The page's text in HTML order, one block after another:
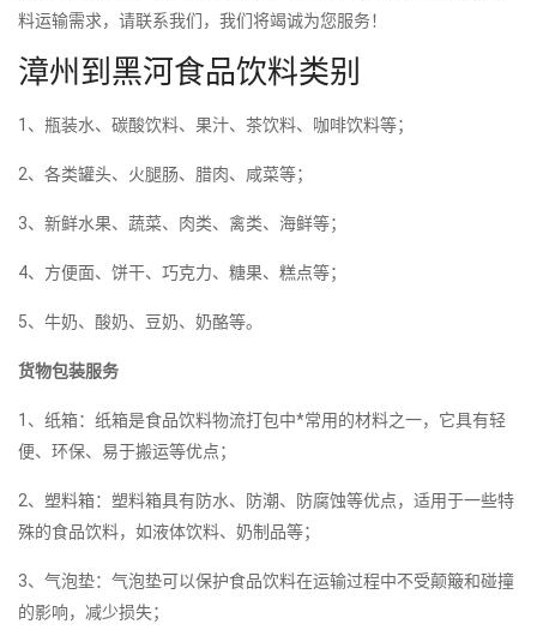
料运输需求，请联系我们，我们将竭诚为您服务！
漳州到黑河食品饮料类别
1、瓶装水、碳酸饮料、果汁、茶饮料、咖啡饮料等；
2、各类罐头、火腿肠、腊肉、咸菜等；
3、新鲜水果、蔬菜、肉类、禽类、海鲜等；
4、方便面、饼干、巧克力、糖果、糕点等；
5、牛奶、酸奶、豆奶、奶酪等。
货物包装服务
1、纸箱：纸箱是食品饮料物流打包中*常用的材料之一，它具有轻
便、环保、易于搬运等优点；
2、塑料箱：塑料箱具有防水、防潮、防腐蚀等优点，适用于一些特
殊的食品饮料，如液体饮料、奶制品等；
3、气泡垫：气泡垫可以保护食品饮料在运输过程中不受颠簸和碰撞
的影响，减少损失；